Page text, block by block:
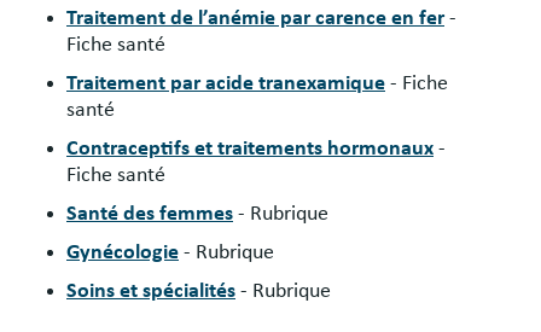
Traitement de l’anémie par carence en fer -
Fiche santé
Traitement par acide tranexamique - Fiche
santé
Contraceptifs et traitements hormonaux -
Fiche santé
Santé des femmes - Rubrique
Gynécologie - Rubrique
Soins et spécialités - Rubrique